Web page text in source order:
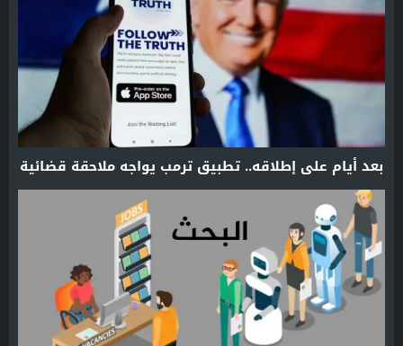
بعد أيام على إطلاقه.. تطبيق ترمب يواجه ملاحقة قضائية